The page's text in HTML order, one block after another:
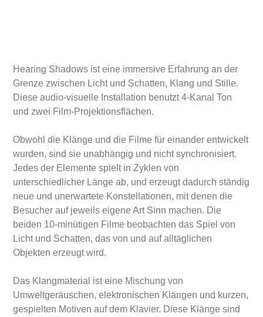
Hearing Shadows ist eine immersive Erfahrung an der
Grenze zwischen Licht und Schatten, Klang und Stille.
Diese audio-visuelle Installation benutzt 4-Kanal Ton
und zwei Film-Projektionsflächen.
Obwohl die Klänge und die Filme für einander entwickelt
wurden, sind sie unabhängig und nicht synchronisiert.
Jedes der Elemente spielt in Zyklen von
unterschiedlicher Länge ab, und erzeugt dadurch ständig
neue und unerwartete Konstellationen, mit denen die
Besucher auf jeweils eigene Art Sinn machen. Die
beiden 10-minütigen Filme beobachten das Spiel von
Licht und Schatten, das von und auf alltäglichen
Objekten erzeugt wird.
Das Klangmaterial ist eine Mischung von
Umweltgeräuschen, elektronischen Klängen und kurzen,
gespielten Motiven auf dem Klavier. Diese Klänge sind